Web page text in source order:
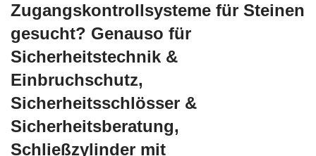
Zugangskontrollsysteme für Steinen
gesucht? Genauso für
Sicherheitstechnik &
Einbruchschutz,
Sicherheitsschlösser &
Sicherheitsberatung,
Schließzylinder mit